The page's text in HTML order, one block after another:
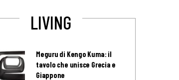
LIVING
Meguru di Kengo Kuma: il
tavolo che unisce Grecia e
Giappone